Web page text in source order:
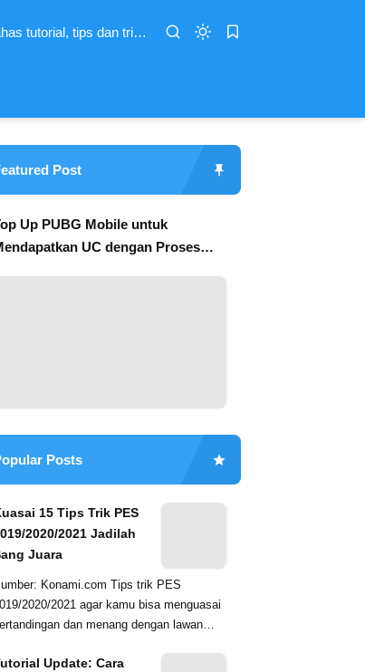
Selowtekno merupakan website yang memberikan informasi seputar teknologi yang membahas tutorial, tips dan trik mengatasi masalah hp dan komputer
Post
Up PUBG Mobile untuk
UC dengan Proses
Posts
15 Tips Trik PES
2020/2021 Jadilah
Juara
Konami.com Tips trik PES
2020/2021 agar kamu bisa menguasai
dan menang dengan lawan
Update: Cara